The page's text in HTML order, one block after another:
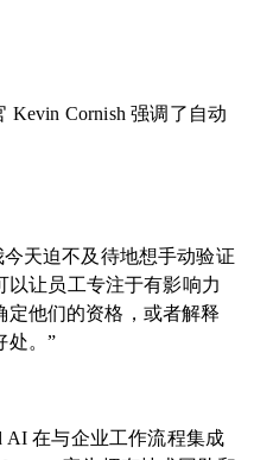
Kevin Cornish 强调了自动
天迫不及待地想手动验证
以让员工专注于有影响力
定他们的资格，或者解释
处。”
AI 在与企业工作流程集成